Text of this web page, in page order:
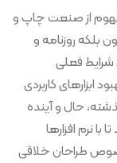
از صنعت چاپ و
بلکه روزنامه و
شرایط فعلی
ابزارهای کاربردی
حال و آینده
نرم افزارها
طراحان خلاقی